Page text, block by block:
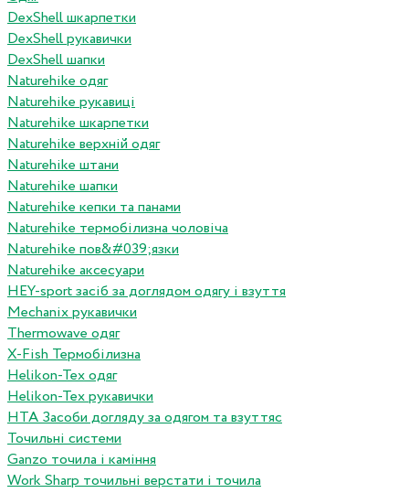
DexShell шкарпетки
DexShell рукавички
DexShell шапки
Naturehike одяг
Naturehike рукавиці
Naturehike шкарпетки
Naturehike верхній одяг
Naturehike штани
Naturehike шапки
Naturehike кепки та панами
Naturehike термобілизна чоловіча
Naturehike пов&#039;язки
Naturehike аксесуари
HEY-sport засіб за доглядом одягу і взуття
Mechanix рукавички
Thermowave одяг
X-Fish Термобілизна
Helikon-Tex одяг
Helikon-Tex рукавички
HTA Засоби догляду за одягом та взуттяс
Точильні системи
Ganzo точила і каміння
Work Sharp точильні верстати і точила